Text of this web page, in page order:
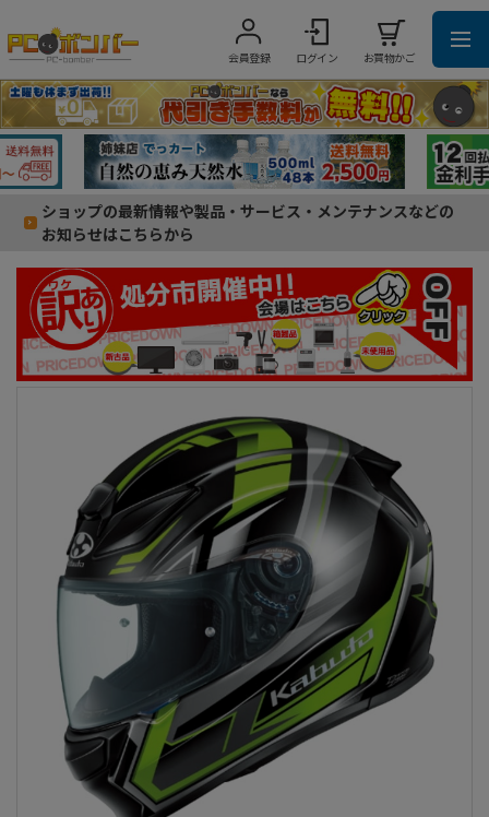
会員登録 ログイン お買物かご
ショップの最新情報や製品・サービス・メンテナンスなどの
お知らせはこちらから